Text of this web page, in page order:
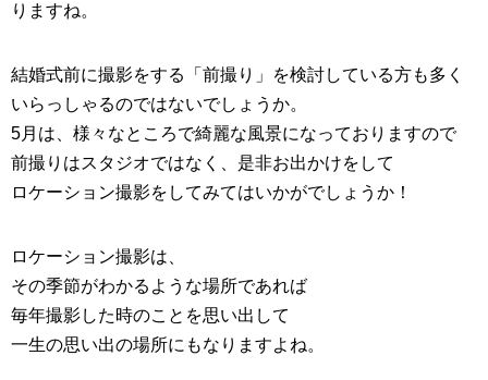
りますね。
結婚式前に撮影をする「 前撮り 」を検討している方も多く
いらっしゃるのではないでしょうか。
5月は、様々なところで綺麗な風景になっておりますので
前撮りはスタジオではなく、是非お出かけをして
ロケーション撮影をしてみてはいかがでしょうか！
ロケーション撮影は、
その季節がわかるような場所であれば
毎年撮影した時のことを思い出して
一生の思い出の場所にもなりますよね。